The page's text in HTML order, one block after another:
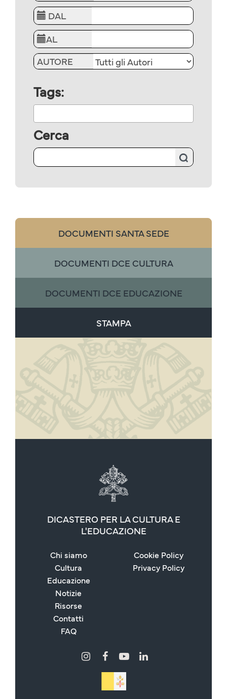
DAL
AL
AUTORE
Tags:
Cerca
DOCUMENTI SANTA SEDE
DOCUMENTI DCE CULTURA
DOCUMENTI DCE EDUCAZIONE
STAMPA
DICASTERO PER LA CULTURA E
L'EDUCAZIONE
Chi siamo
Cultura
Educazione
Notizie
Risorse
Contatti
FAQ
Cookie Policy
Privacy Policy